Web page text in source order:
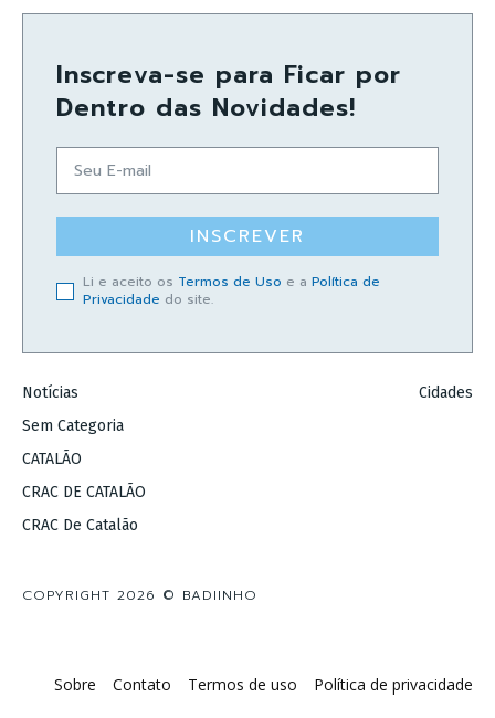
Inscreva-se para Ficar por
Dentro das Novidades!
INSCREVER
Li e aceito os Termos de Uso e a Política de
Privacidade do site.
Notícias
Sem Categoria
CATALÃO
CRAC DE CATALÃO
CRAC De Catalão
Cidades
COPYRIGHT 2026 © BADIINHO
Sobre Contato Termos de uso Política de privacidade